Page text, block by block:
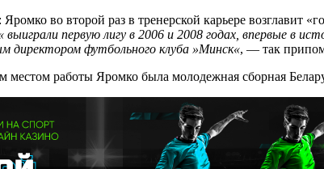
во второй раз в тренерской карьере возглавит
первую лигу в 2006 и 2008 годах, впервые в
директором футбольного клуба »Минск«, — так
работы Яромко была молодежная сборная